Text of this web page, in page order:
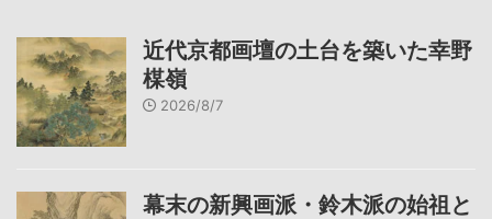
近代京都画壇の土台を築いた幸野
楳嶺
2026/8/7
幕末の新興画派・鈴木派の始祖と